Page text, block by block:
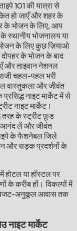
101 की यात्रा से
हो जाएँ और शहर के
के भोजन के लिए, आप
के स्थानीय भोजनालय या
के लिए कुछ ज़ियाओ
के भोजन के बाद
और ताइवान नेशनल
चहल-पहल भरी
वास्तुकला और जीवंत
नाइट मार्केट में से
नाइट मार्केट।
के स्ट्रीट फ़ूड
आनंद लें और जीवंत
के फैशनेबल जिले
और सड़क प्रदर्शनों के
होटल या हॉस्टल पर
के करीब हों। विकल्पों में
बजट-अनुकूल आवास तक
मार्केट